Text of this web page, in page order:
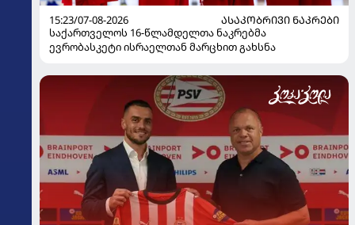
15:23/07-08-2026
ᲐᲡᲐᲙᲝᲑᲠᲘᲕᲘ ᲜᲐᲙᲠᲔᲑᲘ
საქართველოს 16-წლამდელთა ნაკრებმა
ევრობასკეტი ისრაელთან მარცხით გახსნა